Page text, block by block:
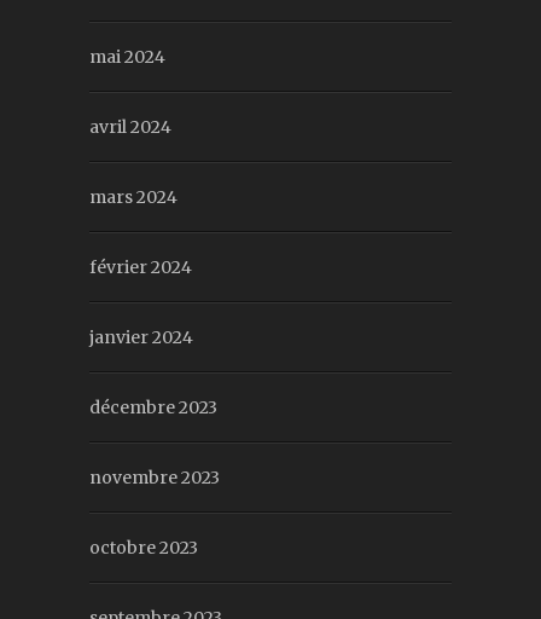
mai 2024
avril 2024
mars 2024
février 2024
janvier 2024
décembre 2023
novembre 2023
octobre 2023